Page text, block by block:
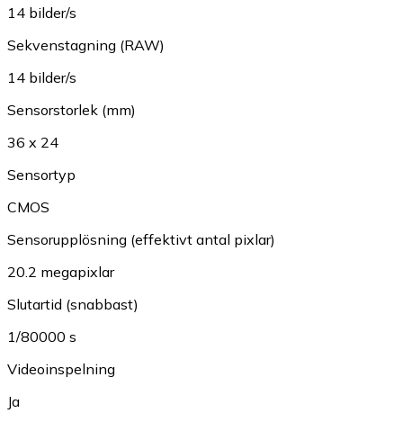
14 bilder/s
Sekvenstagning (RAW)
14 bilder/s
Sensorstorlek (mm)
36 x 24
Sensortyp
CMOS
Sensorupplösning (effektivt antal pixlar)
20.2 megapixlar
Slutartid (snabbast)
1/80000 s
Videoinspelning
Ja